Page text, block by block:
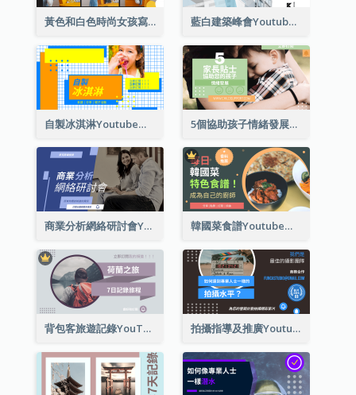
黃色和白色時尚女孩寫真穿搭展示Youtube影片縮圖 藍白建築峰會Youtube影片縮圖
自製冰淇淋Youtube影片縮圖 5個協助孩子情緒發展的建議Youtube影片縮圖
商業分析網絡研討會Youtube影片縮圖 韓國菜食譜Youtube影片縮圖
背包客旅遊記錄YouTube影片縮圖 拍攝指導及推廣Youtube影片縮圖